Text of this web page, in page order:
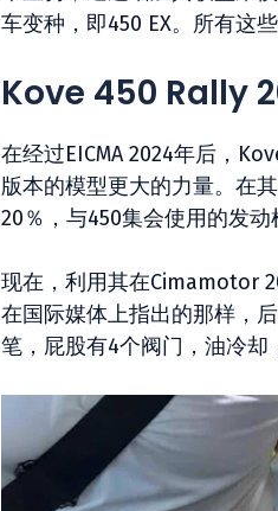
车变种，即450 EX。所有这
Kove 450 Rally
在经过EICMA 2024年后，
版本的模型更大的力量。在
20％，与450集会使用的发动
现在，利用其在Cimamotor
在国际媒体上指出的那样，
笔，屁股有4个阀门，油冷却